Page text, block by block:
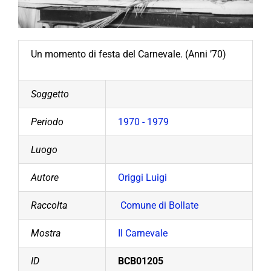
Un momento di festa del Carnevale. (Anni ’70)
Soggetto
Periodo 1970 - 1979
Luogo
Autore Origgi Luigi
Raccolta Comune di Bollate
Mostra Il Carnevale
ID BCB01205